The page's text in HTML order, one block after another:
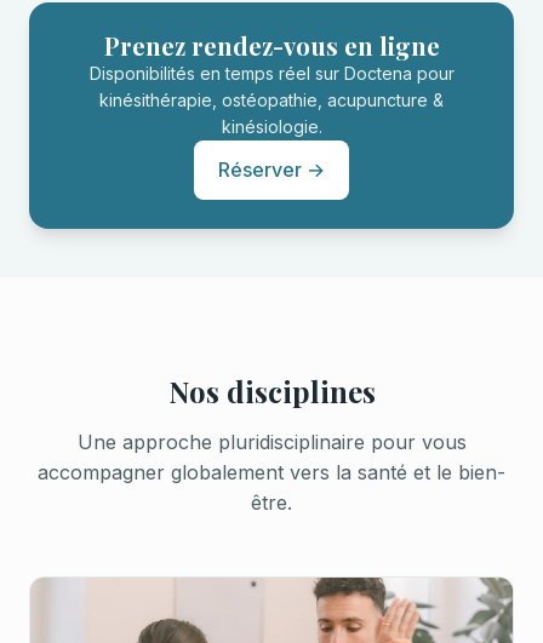
Prenez rendez-vous en ligne
Disponibilités en temps réel sur Doctena pour
kinésithérapie, ostéopathie, acupuncture &
kinésiologie.
Réserver →
Nos disciplines
Une approche pluridisciplinaire pour vous
accompagner globalement vers la santé et le bien-
être.